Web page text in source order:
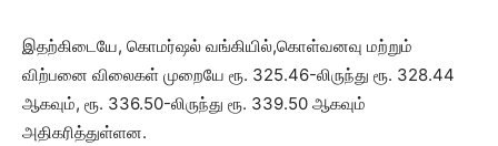
இதற்கிடையே, கொமர்ஷல் வங்கியில்,கொள்வனவு மற்றும்
விற்பனை விலைகள் முறையே ரூ. 325.46-லிருந்து ரூ. 328.44
ஆகவும், ரூ. 336.50-லிருந்து ரூ. 339.50 ஆகவும்
அதிகரித்துள்ளன.